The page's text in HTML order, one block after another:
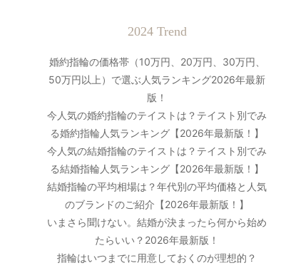
2024 Trend
婚約指輪の価格帯（10万円、20万円、30万円、
50万円以上）で選ぶ人気ランキング2026年最新
版！
今人気の婚約指輪のテイストは？テイスト別でみ
る婚約指輪人気ランキング【2026年最新版！】
今人気の結婚指輪のテイストは？テイスト別でみ
る結婚指輪人気ランキング【2026年最新版！】
結婚指輪の平均相場は？年代別の平均価格と人気
のブランドのご紹介【2026年最新版！】
いまさら聞けない。結婚が決まったら何から始め
たらいい？2026年最新版！
指輪はいつまでに用意しておくのが理想的？